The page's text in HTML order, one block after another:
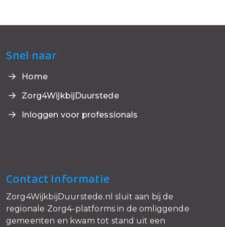
Snel naar
Home
Zorg4WijkbijDuurstede
Inloggen voor professionals
Contact Informatie
Zorg4WijkbijDuurstede.nl sluit aan bij de
regionale Zorg4-platforms in de omliggende
gemeenten en kwam tot stand uit een